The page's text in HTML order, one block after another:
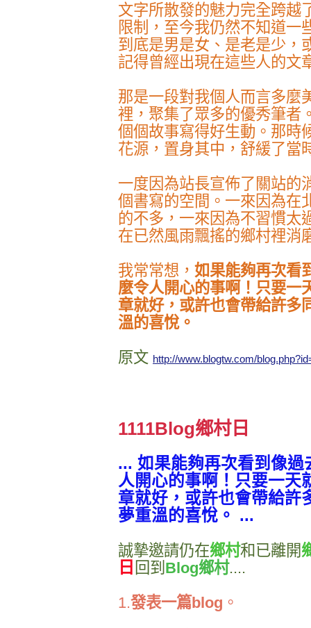
文字所散發的魅力完全跨越
限制，至今我仍然不知道一
到底是男是女、是老是少，
記得曾經出現在這些人的文
那是一段對我個人而言多麼
裡，聚集了眾多的優秀筆者
個個故事寫得好生動。那時
花源，置身其中，舒緩了當
一度因為站長宣佈了關站的
個書寫的空間。一來因為在
的不多，一來因為不習慣太
在已然風雨飄搖的鄉村裡消
我常常想， 如果能夠再次看
麼令人開心的事啊！只要一
章就好，或許也會帶給許多
溫的喜悅。
原文 http://www.blogtw.com/
1111Blog鄉村日
... 如果能夠再次看到像
人開心的事啊！只要一天
章就好，或許也會帶給許
夢重溫的喜悅。 ...
誠摯邀請仍在鄉村和已離開
日 回到 Blog鄉村....
1.發表一篇blog 。